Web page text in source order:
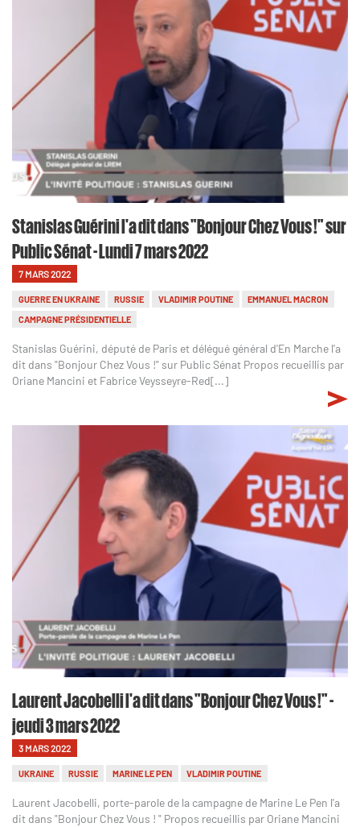
Stanislas Guérini l'a dit dans "Bonjour Chez Vous !" sur
Public Sénat - Lundi 7 mars 2022
7 MARS 2022
GUERRE EN UKRAINE RUSSIE VLADIMIR POUTINE
EMMANUEL MACRON
CAMPAGNE PRÉSIDENTIELLE
Stanislas Guérini, député de Paris et délégué général d'En Marche l'a
dit dans "Bonjour Chez Vous !" sur Public Sénat Propos recueillis par
Oriane Mancini et Fabrice Veysseyre-Red[...]
Laurent Jacobelli l'a dit dans "Bonjour Chez Vous !" -
jeudi 3 mars 2022
3 MARS 2022
UKRAINE RUSSIE MARINE LE PEN VLADIMIR POUTINE
Laurent Jacobelli, porte-parole de la campagne de Marine Le Pen l'a
dit dans "Bonjour Chez Vous ! " Propos recueillis par Oriane Mancini